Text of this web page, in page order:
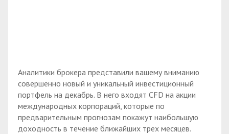
Аналитики брокера представили вашему вниманию
совершенно новый и уникальный инвестиционный
портфель на декабрь. В него входят CFD на акции
международных корпораций, которые по
предварительным прогнозам покажут наибольшую
доходность в течение ближайших трех месяцев.